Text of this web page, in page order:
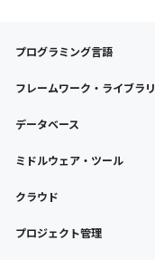
プログラミング言語
フレームワーク・ライブラリ
データベース
ミドルウェア・ツール
クラウド
プロジェクト管理